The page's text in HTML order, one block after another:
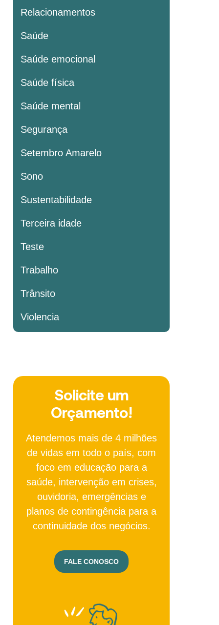
Relacionamentos
Saúde
Saúde emocional
Saúde física
Saúde mental
Segurança
Setembro Amarelo
Sono
Sustentabilidade
Terceira idade
Teste
Trabalho
Trânsito
Violencia
Solicite um
Orçamento!
Atendemos mais de 4 milhões
de vidas em todo o país, com
foco em educação para a
saúde, intervenção em crises,
ouvidoria, emergências e
planos de contingência para a
continuidade dos negócios.
FALE CONOSCO